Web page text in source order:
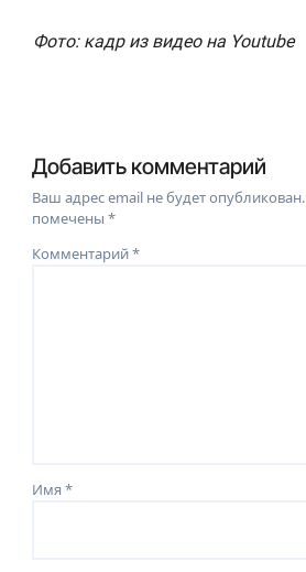
Фото: кадр из видео на Youtube
Добавить комментарий
Ваш адрес email не будет опубликован.
помечены*
Комментарий*
Имя*